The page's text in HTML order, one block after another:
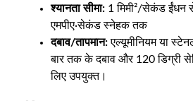
श्यानता सीमा: 1 मिमी²/सेकंड
एमपीए·सेकंड स्नेहक तक
दबाव/तापमान:एल्यूमीनियम या
बार तक के दबाव और 120 डिग्री
लिए उपयुक्त।